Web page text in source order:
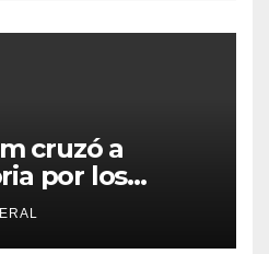
cruzó a
por los